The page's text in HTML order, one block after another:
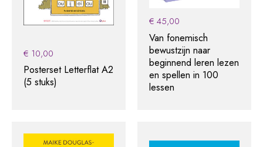
€ 10,00
Posterset Letterflat A2
(5 stuks)
€ 45,00
Van fonemisch
bewustzijn naar
beginnend leren lezen
en spellen in 100
lessen